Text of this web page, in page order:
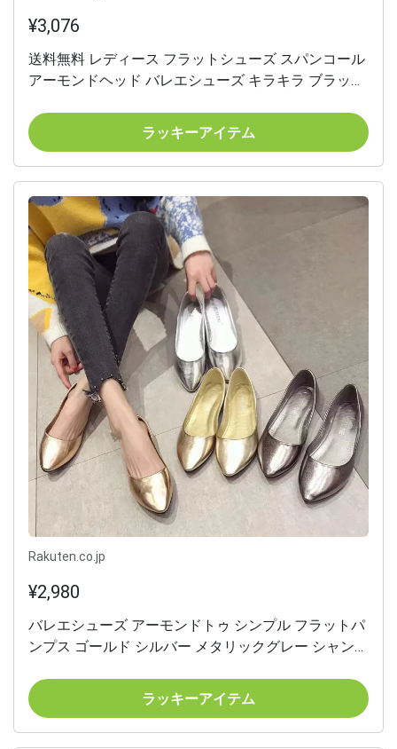
¥3,076
送料無料 レディース フラットシューズ スパンコール
アーモンドヘッド バレエシューズ キラキラ ブラック
ラッキーアイテム
Rakuten.co.jp
¥2,980
バレエシューズ アーモンドトゥ シンプル フラットパ
ンプス ゴールド シルバー メタリックグレー シャンパ
ラッキーアイテム